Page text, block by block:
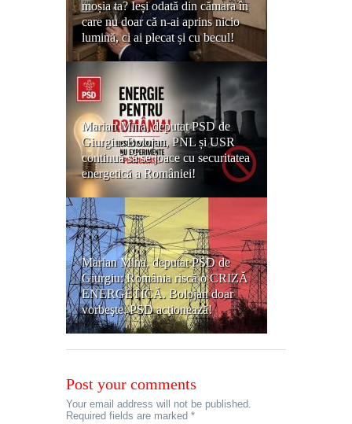
moșia ta? Ieși odată din cămara în
care nu doar că n-ai aprins nicio
lumină, ci ai plecat și cu becul!
Marian Mina, deputat PSD de
Giurgiu: Bolojan, PNL și USR
continuă să se joace cu securitatea
energetică a României!
Marian Mina, deputat PSD de
Giurgiu: România riscă o CRIZĂ
ENERGETICĂ. Bolojan doar
vorbeşte, PSD acţionează!
Post your comments
Your email address will not be published.
Required fields are marked *